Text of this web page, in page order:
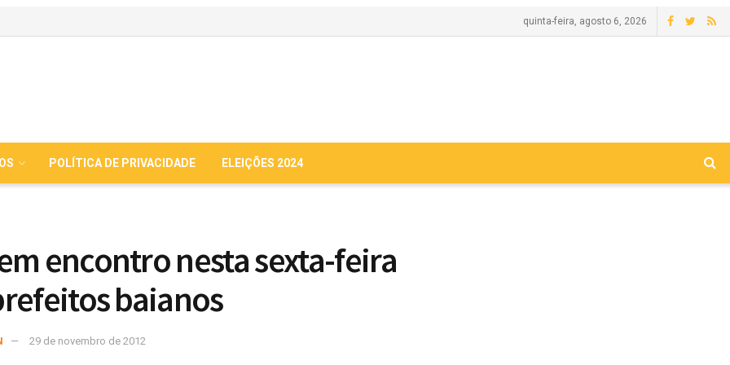
quinta-feira, agosto 6, 2026
POLÍTICA DE PRIVACIDADE ELEIÇÕES 2024
encontro nesta sexta-feira
baianos
29 de novembro de 2012